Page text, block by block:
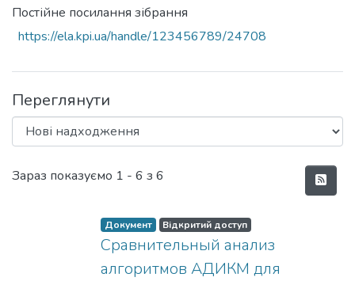
Постійне посилання зібрання
https://ela.kpi.ua/handle/123456789/24708
Переглянути
Нові надходження
Зараз показуємо 1 - 6 з 6
Документ Відкритий доступ
Сравнительный анализ
алгоритмов АДИКМ для